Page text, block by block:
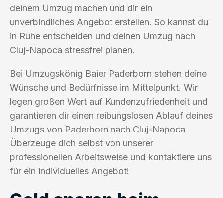
deinem Umzug machen und dir ein
unverbindliches Angebot erstellen. So kannst du
in Ruhe entscheiden und deinen Umzug nach
Cluj-Napoca stressfrei planen.
Bei Umzugskönig Baier Paderborn stehen deine
Wünsche und Bedürfnisse im Mittelpunkt. Wir
legen großen Wert auf Kundenzufriedenheit und
garantieren dir einen reibungslosen Ablauf deines
Umzugs von Paderborn nach Cluj-Napoca.
Überzeuge dich selbst von unserer
professionellen Arbeitsweise und kontaktiere uns
für ein individuelles Angebot!